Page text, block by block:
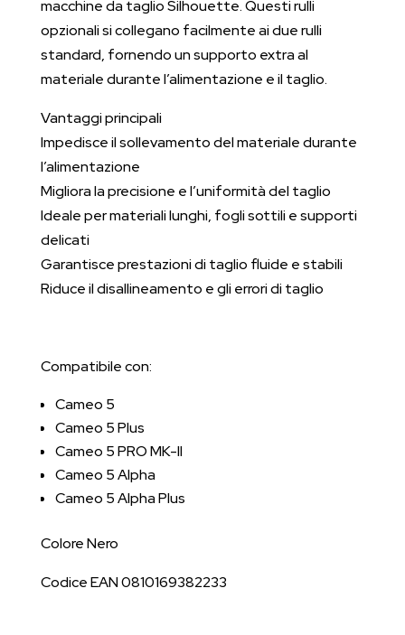
macchine da taglio Silhouette. Questi rulli
opzionali si collegano facilmente ai due rulli
standard, fornendo un supporto extra al
materiale durante l’alimentazione e il taglio.
Vantaggi principali
Impedisce il sollevamento del materiale durante
l’alimentazione
Migliora la precisione e l’uniformità del taglio
Ideale per materiali lunghi, fogli sottili e supporti
delicati
Garantisce prestazioni di taglio fluide e stabili
Riduce il disallineamento e gli errori di taglio
Compatibile con:
Cameo 5
Cameo 5 Plus
Cameo 5 PRO MK-II
Cameo 5 Alpha
Cameo 5 Alpha Plus
Colore Nero
Codice EAN 0810169382233